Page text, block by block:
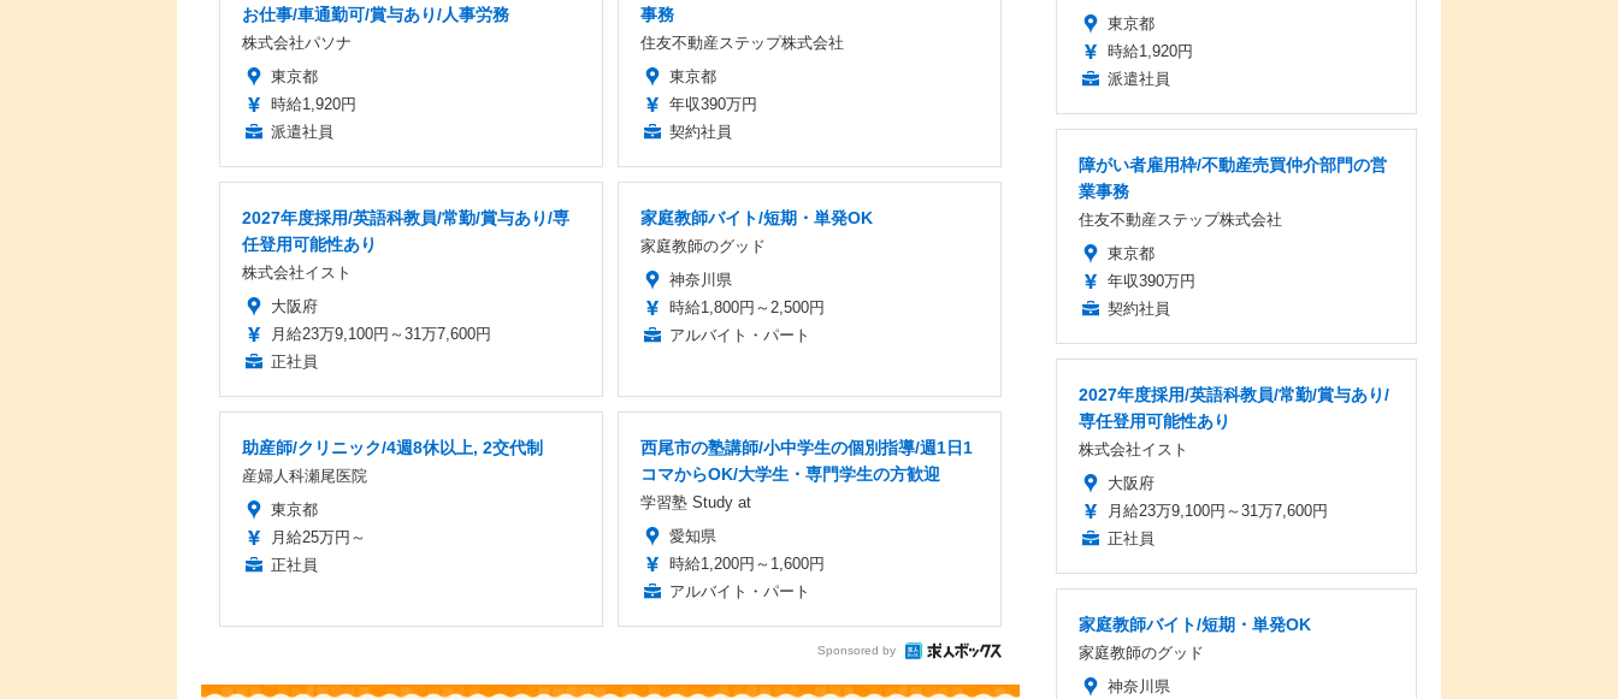
お仕事/車通勤可/賞与あり/人事労務
株式会社パソナ
東京都
時給1,920円
派遣社員
事務
住友不動産ステップ株式会社
東京都
年収390万円
契約社員
2027年度採用/英語科教員/常勤/賞与あり/専
任登用可能性あり
株式会社イスト
大阪府
月給23万9,100円～31万7,600円
正社員
家庭教師バイト/短期・単発OK
家庭教師のグッド
神奈川県
時給1,800円～2,500円
アルバイト・パート
助産師/クリニック/4週8休以上, 2交代制
産婦人科瀬尾医院
東京都
月給25万円～
正社員
西尾市の塾講師/小中学生の個別指導/週1日1
コマからOK/大学生・専門学生の方歓迎
学習塾 Study at
愛知県
時給1,200円～1,600円
アルバイト・パート
Sponsored by
東京都
時給1,920円
派遣社員
障がい者雇用枠/不動産売買仲介部門の営
業事務
住友不動産ステップ株式会社
東京都
年収390万円
契約社員
2027年度採用/英語科教員/常勤/賞与あり/
専任登用可能性あり
株式会社イスト
大阪府
月給23万9,100円～31万7,600円
正社員
家庭教師バイト/短期・単発OK
家庭教師のグッド
神奈川県